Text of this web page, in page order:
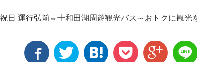
日 運行弘前⇔十和田湖周遊観光バス～おトクに観光